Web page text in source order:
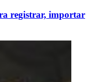
registrar, importar